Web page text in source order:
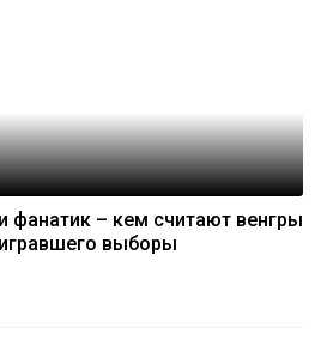
фанатик – кем считают венгры
выборы